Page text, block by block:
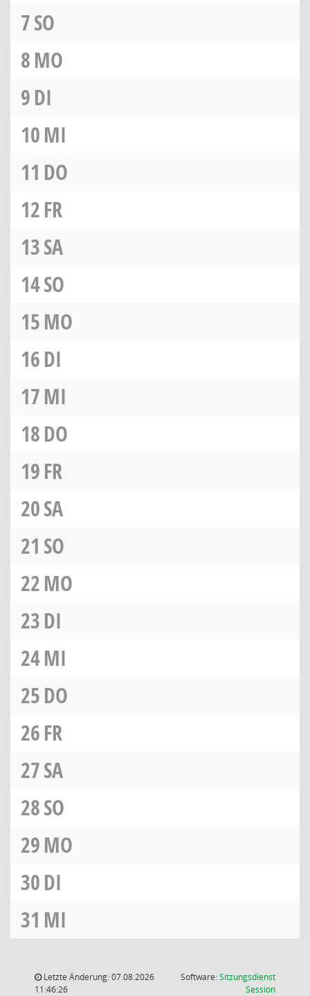
7SO
8MO
9DI
10MI
11 DO
12FR
13SA
14SO
15MO
16DI
17MI
18DO
19FR
20SA
21 SO
22MO
23DI
24MI
25DO
26FR
27SA
28SO
29MO
30DI
31 MI
Letzte Änderung: 07.08.2026
11:46:26
Software:Sitzungsdienst
Session(Wird in